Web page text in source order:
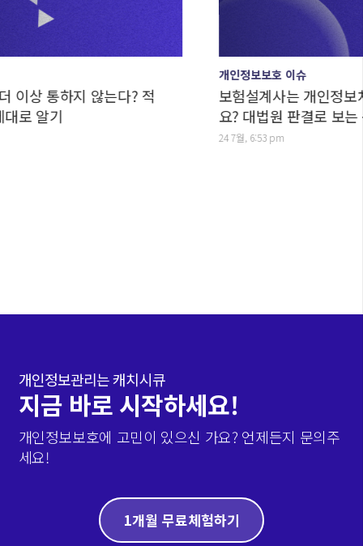
통하지 않는다? 적
기
개인정보보호 이슈
보험설계사는 개인정보처리
요? 대법원 판결로 보는 구분
24 7월, 6:53 pm
개인정보관리는 캐치시큐
지금 바로 시작하세요!
개인정보보호에 고민이 있으신 가요? 언제든지 문의주
세요!
1개월 무료체험하기